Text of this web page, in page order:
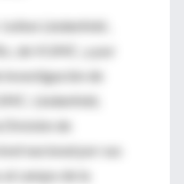
Lindenfeld ,
de VUMC, y por
investigación de
Lindenfeld,
de
nacional por sus
campo de la